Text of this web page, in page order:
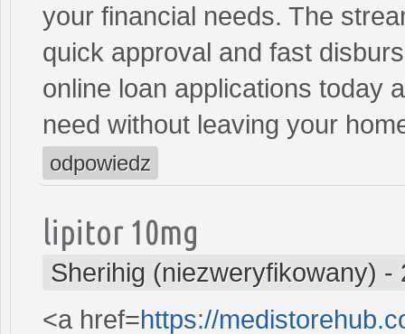
your financial needs. The
quick approval and fast
online loan applications today
need without leaving your
odpowiedz
lipitor 10mg
Sherihig (niezweryfikowany) -
<a href=https://